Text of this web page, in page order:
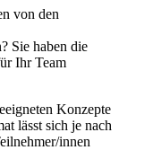
von den
Sie haben die
Ihr Team
Konzepte
lässt sich je nach
innen